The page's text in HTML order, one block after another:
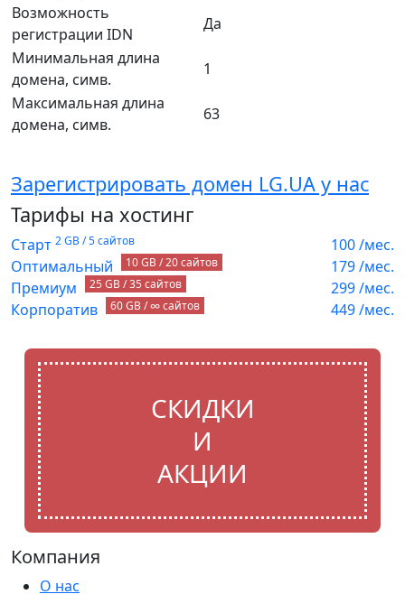
Возможность
регистрации IDN
Да
Минимальная длина
домена, симв.
1
Максимальная длина
домена, симв.
63
Зарегистрировать домен LG.UA у нас
Тарифы на хостинг
Старт 2 GB / 5 сайтов 100/мес.
Оптимальный
10 GB / 20 сайтов 179/мес.
Премиум
25 GB / 35 сайтов 299/мес.
Корпоратив
60 GB / ∞ сайтов 449/мес.
СКИДКИ
И
АКЦИИ
Компания
О нас